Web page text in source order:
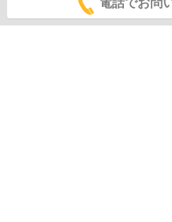
電話でお問